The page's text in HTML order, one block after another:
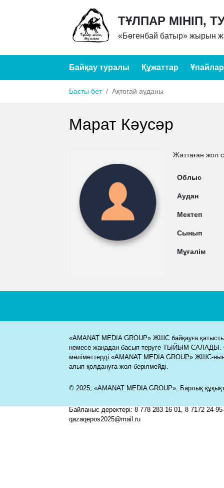
ТҰЛПАР МІНІП,
«Бөгенбай батыр» жырын
Байқау туралы Құжаттар Ұпайлар
Басты бет Ақтоғай ауданы
Марат Кәусәр
Жаттаған жол
Облыс
Аудан
Мектеп
Сынып
Мұғалім
«AMANAT MEDIA GROUP» ЖШС байқауға қатысты
немесе жаңадан басып теруге ТЫЙЫМ САЛАДЫ.
мәліметтерді «AMANAT MEDIA GROUP» ЖШС-
алып қолдануға жол берілмейді.
© 2025, «AMANAT MEDIA GROUP». Барлық
Байланыс деректері: 8 778 283 16 01, 8 7172 24-
qazaqepos2025@mail.ru